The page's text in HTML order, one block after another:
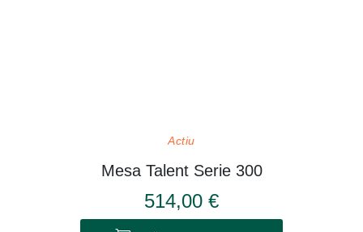
Actiu
Mesa Talent Serie 300
514,00 €